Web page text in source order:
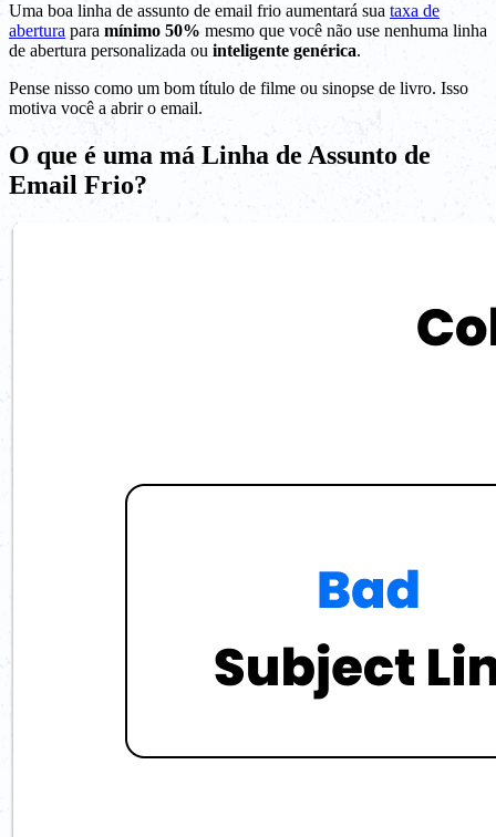
Uma boa linha de assunto de email frio aumentará sua taxa de
abertura para mínimo 50% mesmo que você não use nenhuma linha
de abertura personalizada ou inteligente genérica.
Pense nisso como um bom título de filme ou sinopse de livro. Isso
motiva você a abrir o email.
O que é uma má Linha de Assunto de
Email Frio?